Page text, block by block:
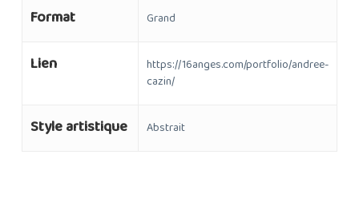
Format Grand
Lien
https://16anges.com/portfolio/andree-
cazin/
Style artistique Abstrait